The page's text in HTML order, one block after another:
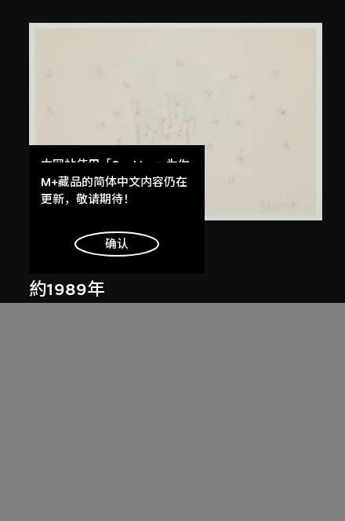
倉俁史朗
約1989年
本网站使用「Cookies」为你
提供最好的网站体验。
了解更多
明白
M+藏品的简体中文内容仍在
更新，敬请期待！
确认